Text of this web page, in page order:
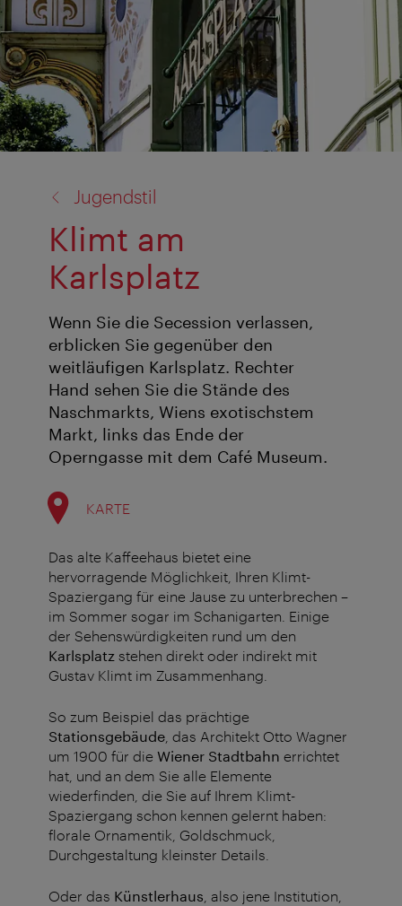
Jugendstil
Klimt am
Karlsplatz
Wenn Sie die Secession verlassen,
erblicken Sie gegenüber den
weitläufigen Karlsplatz. Rechter
Hand sehen Sie die Stände des
Naschmarkts, Wiens exotischstem
Markt, links das Ende der
Operngasse mit dem Café Museum.
KARTE
Das alte Kaffeehaus bietet eine
hervorragende Möglichkeit, Ihren Klimt-
Spaziergang für eine Jause zu unterbrechen –
im Sommer sogar im Schanigarten. Einige
der Sehenswürdigkeiten rund um den
Karlsplatz stehen direkt oder indirekt mit
Gustav Klimt im Zusammenhang.
So zum Beispiel das prächtige
Stationsgebäude , das Architekt Otto Wagner
um 1900 für die Wiener Stadtbahn errichtet
hat, und an dem Sie alle Elemente
wiederfinden, die Sie auf Ihrem Klimt-
Spaziergang schon kennen gelernt haben:
florale Ornamentik, Goldschmuck,
Durchgestaltung kleinster Details.
Oder das Künstlerhaus , also jene Institution,